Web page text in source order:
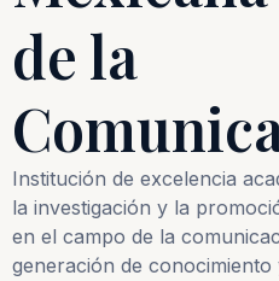
de la
Institución de excelencia
la investigación y la
en el campo de la
generación de